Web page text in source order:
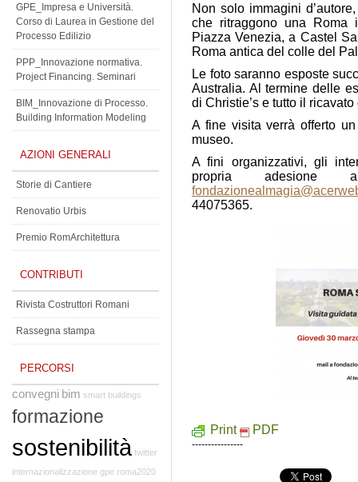
Non solo immagini
che ritraggono una Roma
Piazza Venezia, a Castel
Roma antica del colle del
Le foto saranno esposte
Australia. Al termine delle
di Christie’s e tutto il
A fine visita verrà offerto
museo.
A fini organizzativi, gli
propria adesione
44075365.
Print PDF
----------------
GPE_Impresa e Università.
Corso di Laurea in Gestione del
Processo Edilizio
PPP_Innovazione normativa.
Project Financing. Seminari
BIM_Innovazione di Processo.
Building Information Modeling
AZIONI GENERALI
Storie di Cantiere
Renovatio Urbis
Premio RomArchitettura
CONTRIBUTI
Rivista Costruttori Romani
Rassegna stampa
PERCORSI
convegni bim smart buildings
formazione
sostenibilità twitter
internazionalizzazione gpe roma2020